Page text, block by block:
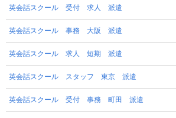
英会話スクール 受付 求人 派遣
英会話スクール 事務 大阪 派遣
英会話スクール 求人 短期 派遣
英会話スクール スタッフ 東京 派遣
英会話スクール 受付 事務 町田 派遣